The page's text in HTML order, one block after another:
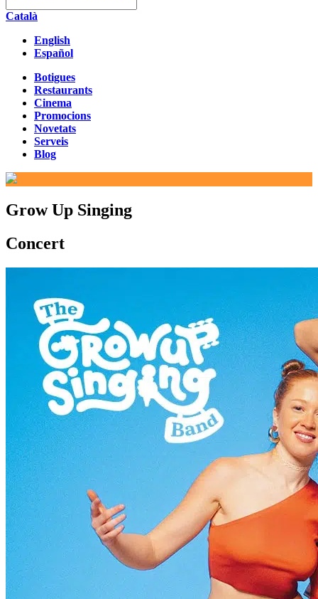
Català
English
Español
Botigues
Restaurants
Cinema
Promocions
Novetats
Serveis
Blog
Grow Up Singing
Concert